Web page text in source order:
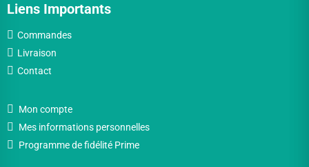
Liens Importants
Commandes
Livraison
Contact
Mon compte
Mes informations personnelles
Programme de fidélité Prime